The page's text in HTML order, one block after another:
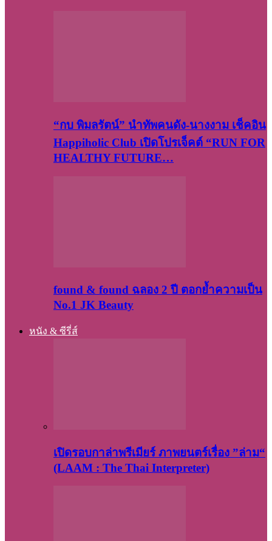
“กบ พิมลรัตน์” นำทัพคนดัง-นางงาม เช็คอิน
Happiholic Club เปิดโปรเจ็คต์ “RUN FOR
HEALTHY FUTURE…
found & found ฉลอง 2 ปี ตอกย้ำความเป็น
No.1 JK Beauty
หนัง & ซีรี่ส์
เปิดรอบกาล่าพรีเมียร์ ภาพยนตร์เรื่อง ”ล่าม“
(LAAM : The Thai Interpreter)